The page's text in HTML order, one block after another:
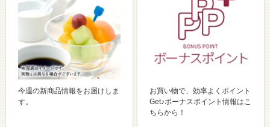
今週の新商品情報をお届けしま
す。
お買い物で、効率よくポイント
Get♪ボーナスポイント情報はこ
ちらから！